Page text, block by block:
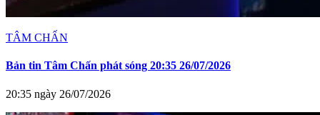
TÂM CHẤN
Bản tin Tâm Chấn phát sóng 20:35 26/07/2026
20:35 ngày 26/07/2026